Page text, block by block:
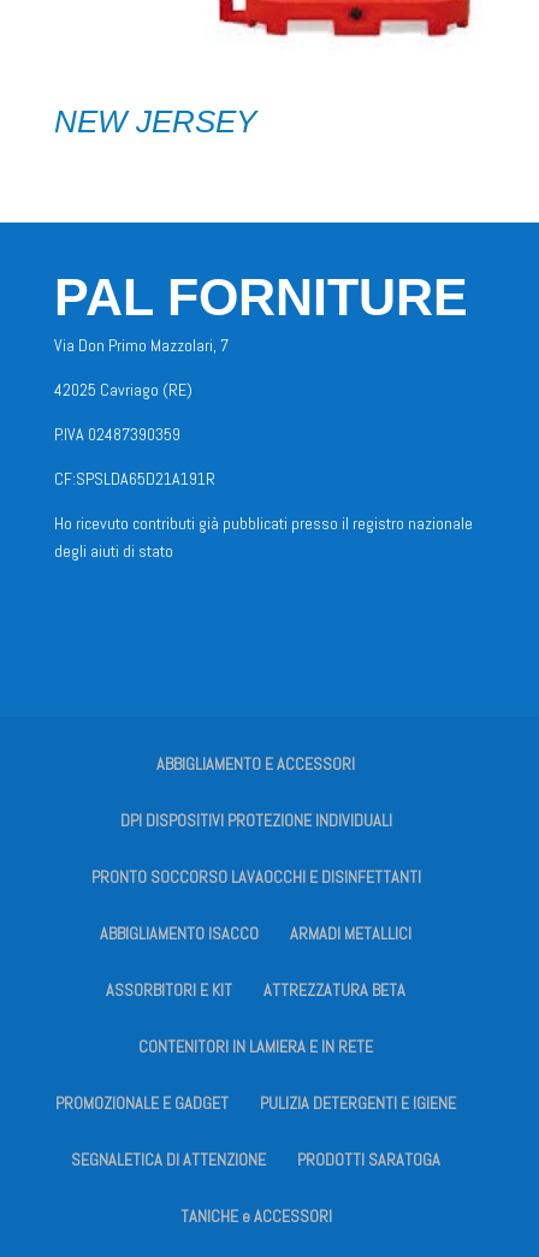
NEW JERSEY
PAL FORNITURE
Via Don Primo Mazzolari, 7
42025 Cavriago (RE)
P.IVA 02487390359
CF:SPSLDA65D21A191R
Ho ricevuto contributi già pubblicati presso il registro nazionale
degli aiuti di stato
ABBIGLIAMENTO E ACCESSORI
DPI DISPOSITIVI PROTEZIONE INDIVIDUALI
PRONTO SOCCORSO LAVAOCCHI E DISINFETTANTI
ABBIGLIAMENTO ISACCO ARMADI METALLICI
ASSORBITORI E KIT ATTREZZATURA BETA
CONTENITORI IN LAMIERA E IN RETE
PROMOZIONALE E GADGET PULIZIA DETERGENTI E IGIENE
SEGNALETICA DI ATTENZIONE PRODOTTI SARATOGA
TANICHE e ACCESSORI